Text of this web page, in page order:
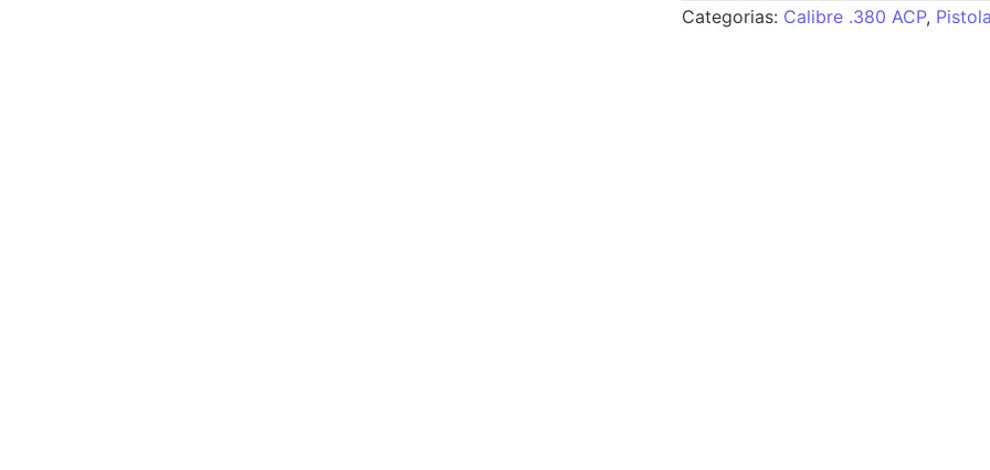
Categorias: Calibre .380 ACP,